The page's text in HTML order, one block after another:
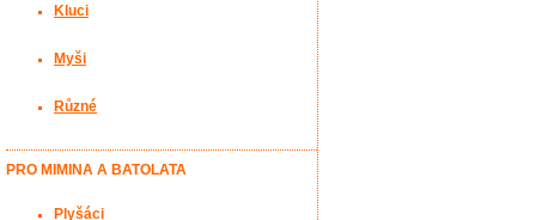
Kluci
Myši
Různé
PRO MIMINA A BATOLATA
Plyšáci